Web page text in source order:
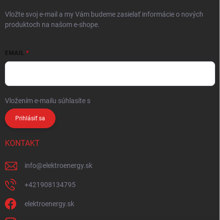
Vložte svoj e-mail a my Vám budeme zasielať informácie o nových
produktoch na našom e-shope.
EMAIL
Vložením e-mailu súhlasíte s
Prihlásiť sa
KONTAKT
info@elektroenergy.sk
+421908134795
elektroenergy.sk